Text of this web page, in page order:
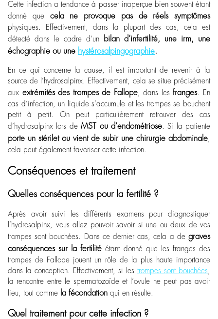
Cette infection a tendance à passer inaperçue bien souvent étant
donné que cela ne provoque pas de réels symptômes
physiques. Effectivement, dans la plupart des cas, cela est
détecté dans le cadre d’un
bilan d’infertilité, une irm, une
échographie ou une hystérosalpingographie.
En ce qui concerne la cause, il est important de revenir à la
source de l’hydrosalpinx. Effectivement, cela se situe précisément
aux extrémités des trompes de Fallope, dans lesfranges. En
cas d’infection, un liquide s’accumule et les trompes se bouchent
petit à petit. On peut particulièrement retrouver des cas
d’hydrosalpinx lors deMST ou d’endométriose. Si la patiente
porte un stérilet ou vient de subir une chirurgie abdominale
cela peut également favoriser cette infection.
Conséquences et traitement
Quelles conséquences pour la fertilité ?
Après avoir suivi les différents examens pour diagnostiquer
l’hydrosalpinx, vous allez pouvoir savoir si une ou deux de vos
trompes sont bouchées. Dans ce dernier cas, cela a de graves
conséquences sur la fertilité étant donné que les franges des
trompes de Fallope jouent un rôle de la plus haute importance
dans la conception. Effectivement, si les trompes sont bouchées
la rencontre entre le spermatozoïde et l’ovule ne peut pas avoir
lieu, tout comme la fécondation qui en résulte.
Quel traitement pour cette infection ?